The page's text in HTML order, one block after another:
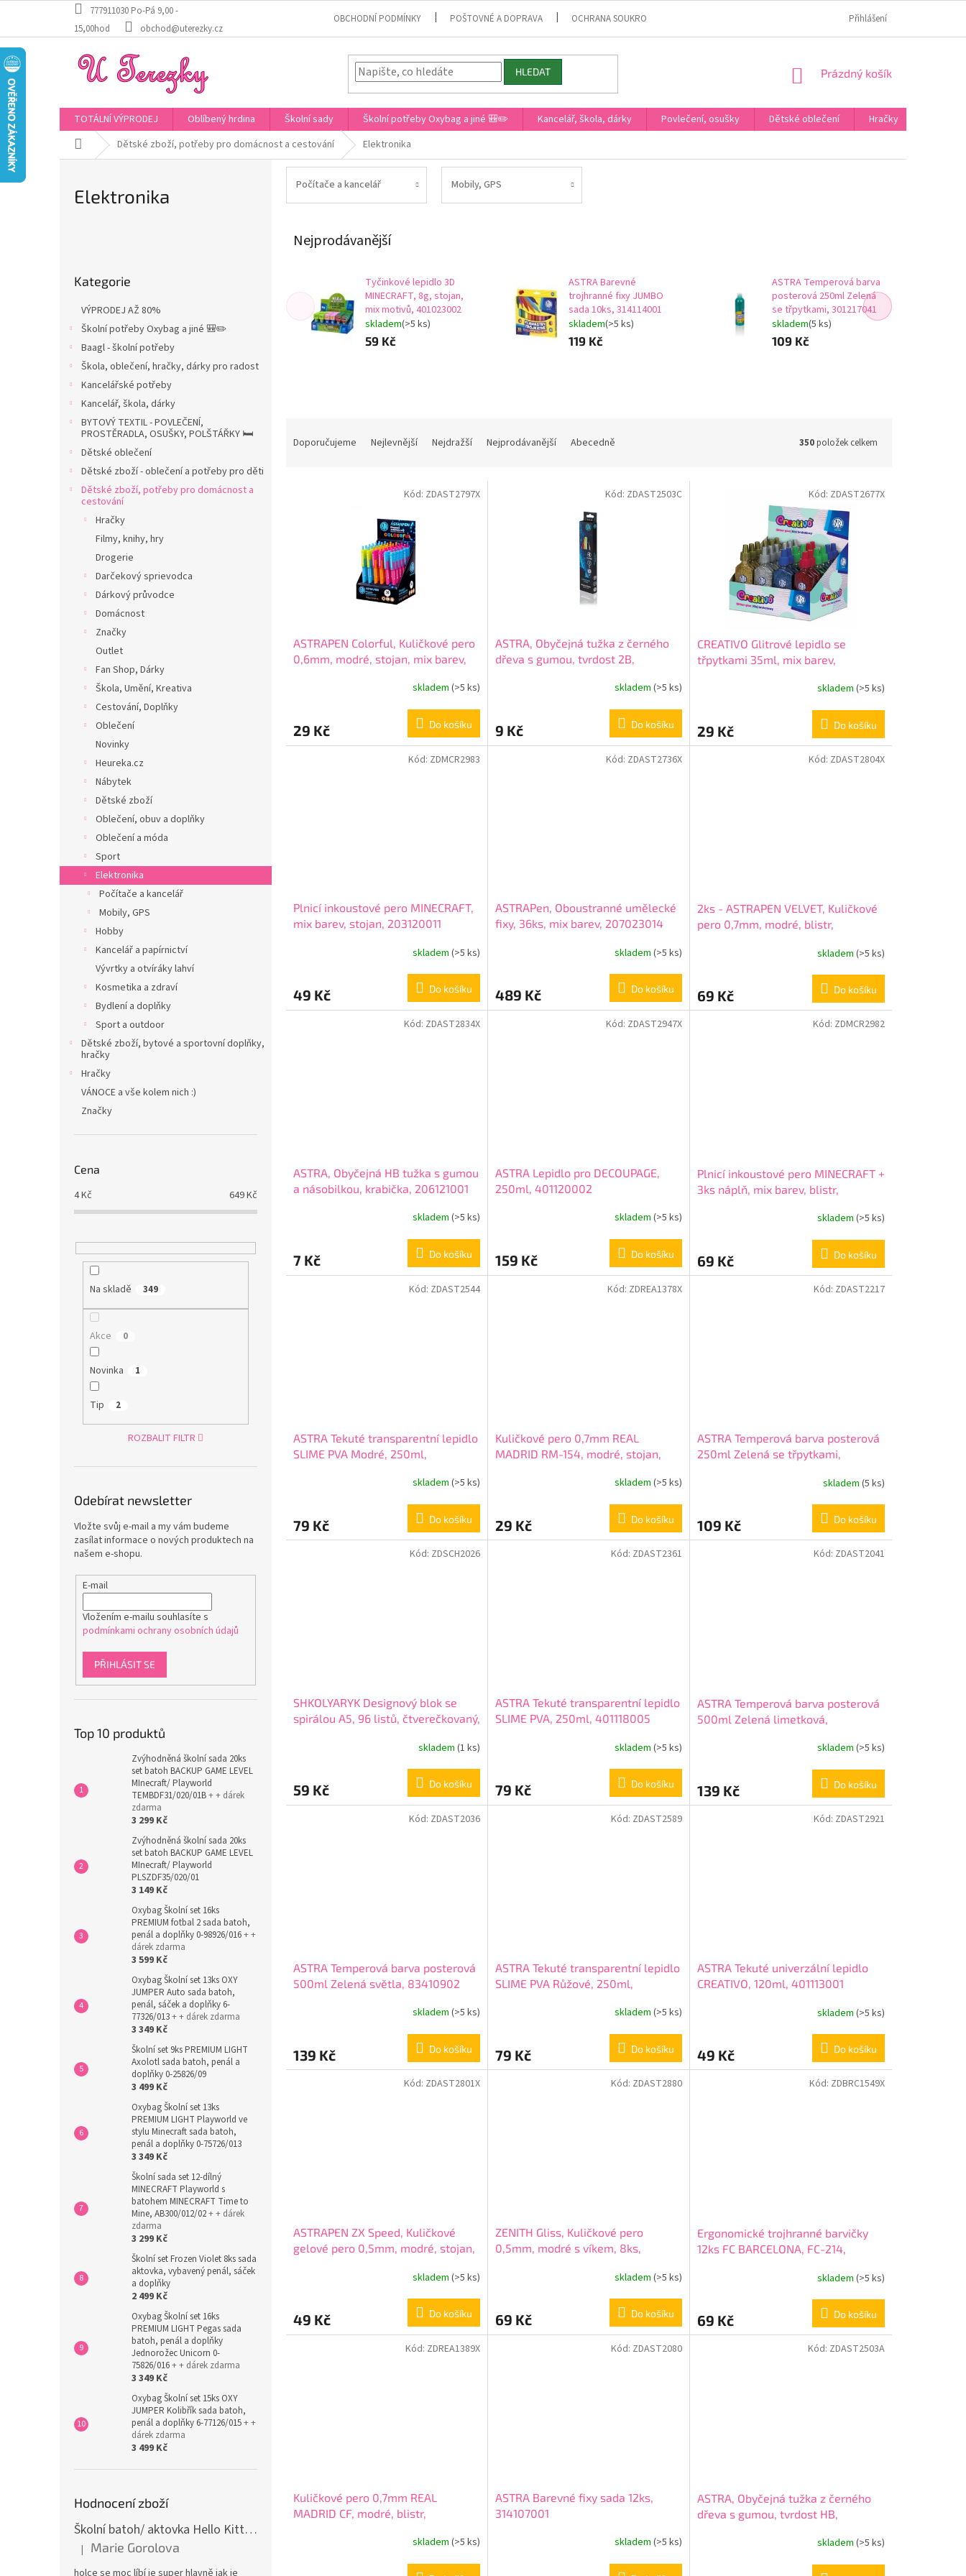
obsah
777911030 Po-Pá 9,00 -
15,00hod
obchod@uterezky.cz
OBCHODNÍ PODMÍNKY POŠTOVNÉ A DOPRAVA OCHRANA SOUKROMÍ HODNOCENÍ NA HEURÉCE
Přihlášení
HLEDAT
NÁKUPNÍ
Prázdný košík
TOTÁLNÍ VÝPRODEJ Oblíbený hrdina Školní sady Školní potřeby Oxybag a jiné 🎒✏️ Kancelář, škola, dárky Povlečení, osušky Dětské oblečení Hračky
Domů Dětské zboží, potřeby pro domácnost a cestování Elektronika
Elektronika
kategorie
Kategorie
VÝPRODEJ AŽ 80%
Školní potřeby Oxybag a jiné 🎒✏️
Baagl - školní potřeby
Škola, oblečení, hračky, dárky pro radost
Kancelářské potřeby
Kancelář, škola, dárky
BYTOVÝ TEXTIL - POVLEČENÍ,
PROSTĚRADLA, OSUŠKY, POLŠTÁŘKY 🛏️
Dětské oblečení
Dětské zboží - oblečení a potřeby pro děti
Dětské zboží, potřeby pro domácnost a
cestování
Hračky
Filmy, knihy, hry
Drogerie
Darčekový sprievodca
Dárkový průvodce
Domácnost
Značky
Outlet
Fan Shop, Dárky
Škola, Umění, Kreativa
Cestování, Doplňky
Oblečení
Novinky
Heureka.cz
Nábytek
Dětské zboží
Oblečení, obuv a doplňky
Oblečení a móda
Sport
Elektronika
Počítače a kancelář
Mobily, GPS
Hobby
Kancelář a papírnictví
Vývrtky a otvíráky lahví
Kosmetika a zdraví
Bydlení a doplňky
Sport a outdoor
Dětské zboží, bytové a sportovní doplňky,
hračky
Hračky
VÁNOCE a vše kolem nich :)
Značky
Cena
4Kč 649Kč
Na skladě 349
Akce 0
Novinka 1
Tip 2
ROZBALIT FILTR
Odebírat newsletter
Vložte svůj e-mail a my vám budeme
zasílat informace o nových produktech na
našem e-shopu.
E-mail
Vložením e-mailu souhlasíte s
podmínkami ochrany osobních údajů
PŘIHLÁSIT SE
Top 10 produktů
Zvýhodněná školní sada 20ks
set batoh BACKUP GAME LEVEL
MInecraft/ Playworld
TEMBDF31/020/01B+ + dárek
zdarma
3 299 Kč
Zvýhodněná školní sada 20ks
set batoh BACKUP GAME LEVEL
MInecraft/ Playworld
PLSZDF35/020/01
3 149 Kč
Oxybag Školní set 16ks
PREMIUM fotbal 2 sada batoh,
penál a doplňky 0-98926/016+ +
dárek zdarma
3 599 Kč
Oxybag Školní set 13ks OXY
JUMPER Auto sada batoh,
penál, sáček a doplňky 6-
77326/013+ + dárek zdarma
3 349 Kč
Školní set 9ks PREMIUM LIGHT
Axolotl sada batoh, penál a
doplňky 0-25826/09
3 499 Kč
Oxybag Školní set 13ks
PREMIUM LIGHT Playworld ve
stylu Minecraft sada batoh,
penál a doplňky 0-75726/013
3 349 Kč
Školní sada set 12-dílný
MINECRAFT Playworld s
batohem MINECRAFT Time to
Mine, AB300/012/02+ + dárek
zdarma
3 299 Kč
Školní set Frozen Violet 8ks sada
aktovka, vybavený penál, sáček
a doplňky
2 499 Kč
Oxybag Školní set 16ks
PREMIUM LIGHT Pegas sada
batoh, penál a doplňky
Jednorožec Unicorn 0-
75826/016+ + dárek zdarma
3 349 Kč
Oxybag Školní set 15ks OXY
JUMPER Kolibřík sada batoh,
penál a doplňky 6-77126/015+ +
dárek zdarma
3 499 Kč
Hodnocení zboží
Školní batoh/ aktovka Hello Kitty, růžová
Hodnocení produktu je 5 z 5 hvězdiček.
| Marie Gorolova
Počítače a kancelář Mobily, GPS
Nejprodávanější
Tyčinkové lepidlo 3D
MINECRAFT, 8g, stojan,
mix motivů, 401023002
skladem(>5 ks)
59 Kč
ASTRA Barevné
trojhranné fixy JUMBO
sada 10ks, 314114001
skladem(>5 ks)
119 Kč
ASTRA Temperová barva
posterová 250ml Zelená
se třpytkami, 301217041
skladem(5 ks)
109 Kč
Doporučujeme Nejlevnější Nejdražší Nejprodávanější Abecedně 350položek celkem
ASTRAPEN Colorful, Kuličkové pero
0,6mm, modré, stojan, mix barev,
skladem (>5 ks)
29 Kč Do košíku
Kód: ZDAST2797X
ASTRA, Obyčejná tužka z černého
dřeva s gumou, tvrdost 2B,
skladem (>5 ks)
9 Kč Do košíku
Kód: ZDAST2503C
CREATIVO Glitrové lepidlo se
třpytkami 35ml, mix barev,
skladem (>5 ks)
29 Kč Do košíku
Kód: ZDAST2677X
Plnicí inkoustové pero MINECRAFT,
mix barev, stojan, 203120011
skladem (>5 ks)
49 Kč Do košíku
Kód: ZDMCR2983
ASTRAPen, Oboustranné umělecké
fixy, 36ks, mix barev, 207023014
skladem (>5 ks)
489 Kč Do košíku
Kód: ZDAST2736X
2ks - ASTRAPEN VELVET, Kuličkové
pero 0,7mm, modré, blistr,
skladem (>5 ks)
69 Kč Do košíku
Kód: ZDAST2804X
ASTRA, Obyčejná HB tužka s gumou
a násobilkou, krabička, 206121001
skladem (>5 ks)
7 Kč Do košíku
Kód: ZDAST2834X
ASTRA Lepidlo pro DECOUPAGE,
250ml, 401120002
skladem (>5 ks)
159 Kč Do košíku
Kód: ZDAST2947X
Plnicí inkoustové pero MINECRAFT +
3ks náplň, mix barev, blistr,
skladem (>5 ks)
69 Kč Do košíku
Kód: ZDMCR2982
ASTRA Tekuté transparentní lepidlo
SLIME PVA Modré, 250ml,
skladem (>5 ks)
79 Kč Do košíku
Kód: ZDAST2544
Kuličkové pero 0,7mm REAL
MADRID RM-154, modré, stojan,
skladem (>5 ks)
29 Kč Do košíku
Kód: ZDREA1378X
ASTRA Temperová barva posterová
250ml Zelená se třpytkami,
skladem (5 ks)
109 Kč Do košíku
Kód: ZDAST2217
SHKOLYARYK Designový blok se
spirálou A5, 96 listů, čtverečkovaný,
skladem (1 ks)
59 Kč Do košíku
Kód: ZDSCH2026
ASTRA Tekuté transparentní lepidlo
SLIME PVA, 250ml, 401118005
skladem (>5 ks)
79 Kč Do košíku
Kód: ZDAST2361
ASTRA Temperová barva posterová
500ml Zelená limetková,
skladem (>5 ks)
139 Kč Do košíku
Kód: ZDAST2041
ASTRA Temperová barva posterová
500ml Zelená světla, 83410902
skladem (>5 ks)
139 Kč Do košíku
Kód: ZDAST2036
ASTRA Tekuté transparentní lepidlo
SLIME PVA Růžové, 250ml,
skladem (>5 ks)
79 Kč Do košíku
Kód: ZDAST2589
ASTRA Tekuté univerzální lepidlo
CREATIVO, 120ml, 401113001
skladem (>5 ks)
49 Kč Do košíku
Kód: ZDAST2921
ASTRAPEN ZX Speed, Kuličkové
gelové pero 0,5mm, modré, stojan,
skladem (>5 ks)
49 Kč Do košíku
Kód: ZDAST2801X
ZENITH Gliss, Kuličkové pero
0,5mm, modré s víkem, 8ks,
skladem (>5 ks)
69 Kč Do košíku
Kód: ZDAST2880
Ergonomické trojhranné barvičky
12ks FC BARCELONA, FC-214,
skladem (>5 ks)
69 Kč Do košíku
Kód: ZDBRC1549X
Kuličkové pero 0,7mm REAL
MADRID CF, modré, blistr,
skladem (>5 ks)
Kód: ZDREA1389X
ASTRA Barevné fixy sada 12ks,
314107001
skladem (>5 ks)
Kód: ZDAST2080
ASTRA, Obyčejná tužka z černého
dřeva s gumou, tvrdost HB,
skladem (>5 ks)
Kód: ZDAST2503A